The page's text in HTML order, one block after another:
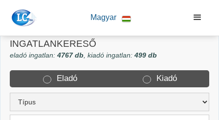
Magyar
INGATLANKERESŐ
eladó ingatlan:4767 db, kiadó ingatlan:499 db
Eladó Kiadó